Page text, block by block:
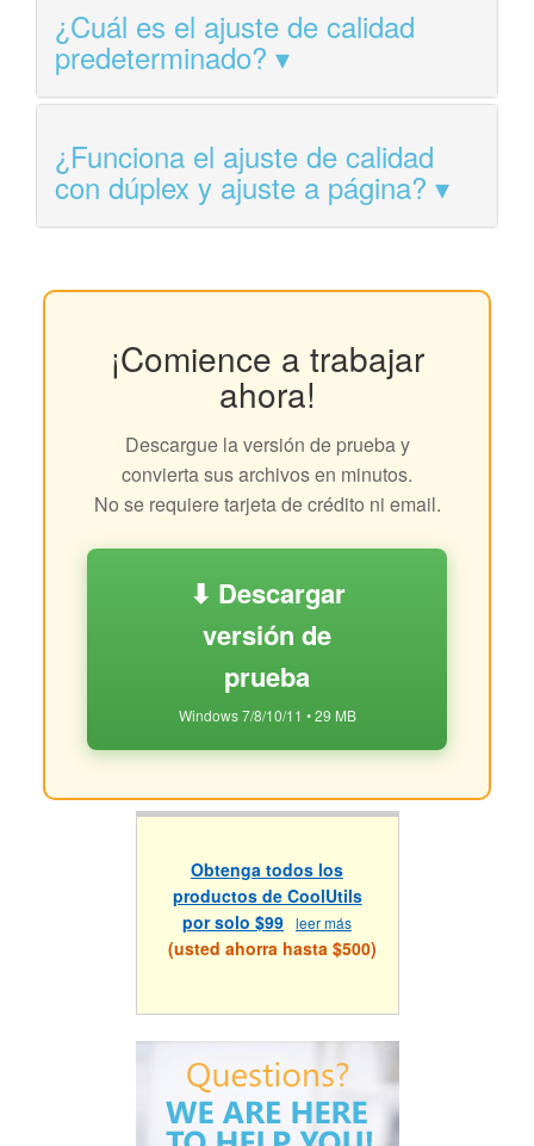
¿Cuál es el ajuste de calidad
predeterminado?
¿Funciona el ajuste de calidad
con dúplex y ajuste a página?
¡Comience a trabajar
ahora!
Descargue la versión de prueba y
convierta sus archivos en minutos.
No se requiere tarjeta de crédito ni email.
⬇ Descargar
versión de
prueba
Windows 7/8/10/11 • 29 MB
Obtenga todos los
productos de CoolUtils
por solo $99 leer más
(usted ahorra hasta $500)